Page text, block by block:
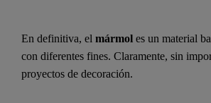
En definitiva, elmármol es un material
con diferentes fines. Claramente, sin
proyectos de decoración.